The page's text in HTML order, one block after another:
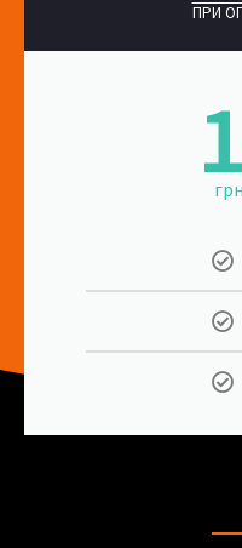
ПРИ